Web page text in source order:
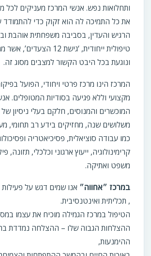
ותחלואות נפש. אנשי המרכז מעניקים לכל
את כל התמיכה לה הוא זקוק כדי להתמודד
הרגיש והעדין, בסביבה משפחתית אוהבת
טיפולית ייחודית, ‘גישת 12
ונוגעת בכל היבט הקשור למצבים מסוג זה.
המרכז הינו מרכז פרטי ויחודי, הפועל
מקצועי וללא פגיעה בסודיות המטופלים.
המוכשרים והמנוסים, חלקם בעלי ניסיון
משלושים שנה, מחזיקים בידע רב תחומי,
כמו עבודה סוציאלית, פסיכיאטריה
קרימינולוגיה, ייעוץ ארגוני וכלכלי, תזונה,
משפט ואתיקה.
במרכז ״אחווה״ אנו שמים דגש על פעילות
, תכליתית ואינטנסיבית.
הטיפול במרכז הגמילה מוכיח את עצמו
ההצלחות הגבוה שלו – ההצלחה נמדדת
ההימנעות,